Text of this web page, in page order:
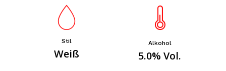
Stil
Weiß
Alkohol
5.0% Vol.